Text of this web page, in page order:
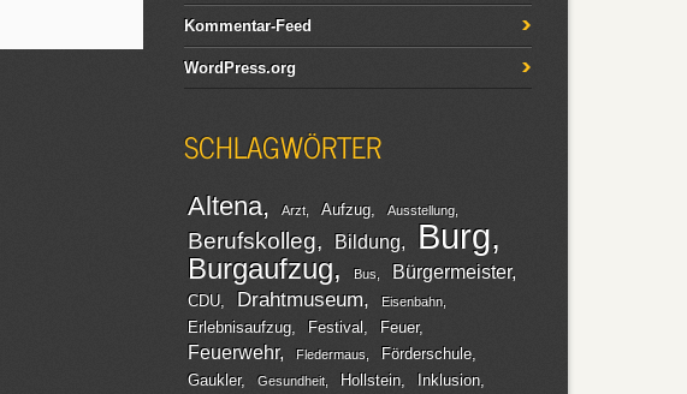
Kommentar-Feed
WordPress.org
SCHLAGWÖRTER
Altena Arzt Aufzug Ausstellung
Berufskolleg Bildung Burg
Burgaufzug Bus Bürgermeister
CDU Drahtmuseum Eisenbahn
Erlebnisaufzug Festival Feuer
Feuerwehr Fledermaus
Förderschule
Gaukler
Gesundheit Hollstein Inklusion